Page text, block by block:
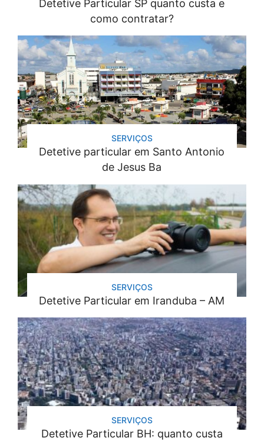
Detetive Particular SP quanto custa e
como contratar?
SERVIÇOS
Detetive particular em Santo Antonio
de Jesus Ba
SERVIÇOS
Detetive Particular em Iranduba – AM
SERVIÇOS
Detetive Particular BH: quanto custa